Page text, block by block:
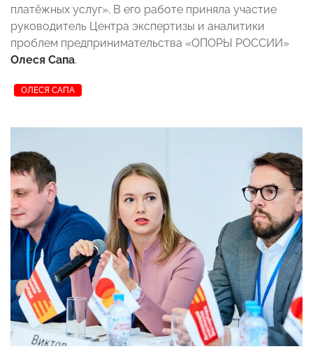
платёжных услуг». В его работе приняла участие
руководитель Центра экспертизы и аналитики
проблем предпринимательства «ОПОРЫ РОССИИ»
Олеся Сапа.
ОЛЕСЯ САПА